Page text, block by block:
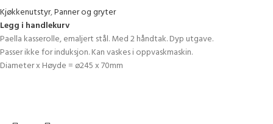
Kjøkkenutstyr,Panner og gryter
Legg i handlekurv
Paella kasserolle, emaljert stål. Med 2 håndtak. Dyp utgave.
Passer ikke for induksjon. Kan vaskes i oppvaskmaskin.
Diameter x Høyde = ø245 x 70mm